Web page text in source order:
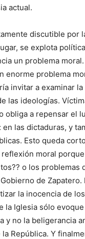
actual.
discutible por
se explota
un problema
enorme problema
invitar a examinar
las ideologías.
obliga a repensar el
las dictaduras, y
Esto queda
moral
o los problemas
de Zapatero.
la inocencia de
la Iglesia sólo
y no la beligerancia
República. Y